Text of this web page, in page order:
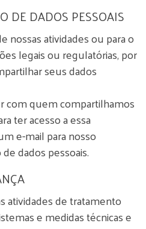
DE DADOS PESSOAIS
nossas atividades ou para o
legais ou regulatórias, por
seus dados
com quem compartilhamos
ter acesso a essa
e-mail para nosso
dados pessoais.
atividades de tratamento
e medidas técnicas e